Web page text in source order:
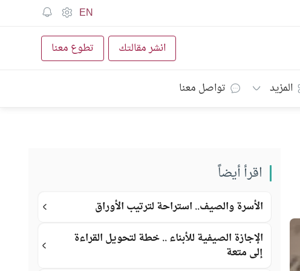
EN
انشر مقالتك تطوع معنا
المزيد تواصل معنا
اقرأ أيضاً
الأسرة والصيف.. استراحة لترتيب الأوراق
الإجازة الصيفية للأبناء .. خطة لتحويل القراءة
إلى متعة